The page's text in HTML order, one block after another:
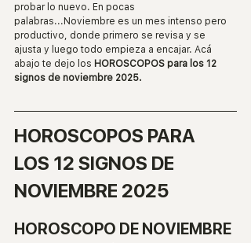
probar lo nuevo. En pocas
palabras...Noviembre es un mes intenso pero
productivo, donde primero se revisa y se
ajusta y luego todo empieza a encajar. Acá
abajo te dejo los HOROSCOPOS para los 12
signos de noviembre 2025.
HOROSCOPOS PARA
LOS 12 SIGNOS DE
NOVIEMBRE 2025
HOROSCOPO DE NOVIEMBRE